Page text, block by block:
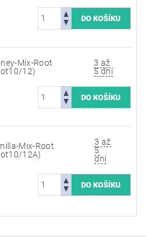
Mix-Root
12)
3 až
5 dní
Mix-Root
12A)
3 až
5
dní